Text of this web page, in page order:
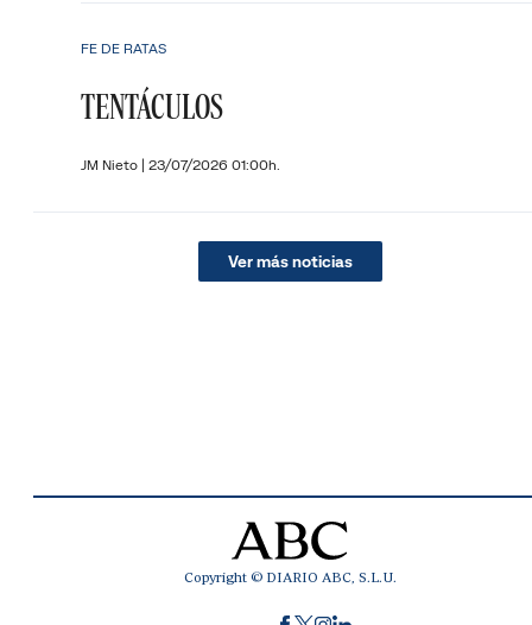
FE DE RATAS
TENTÁCULOS
JM Nieto | 23/07/2026 01:00h.
Ver más noticias
Copyright © DIARIO ABC, S.L.U.